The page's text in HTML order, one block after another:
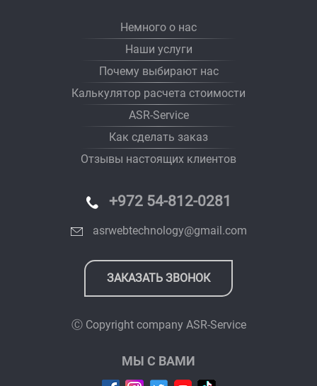
Немного о нас
Наши услуги
Почему выбирают нас
Калькулятор расчета стоимости
ASR-Service
Как сделать заказ
Отзывы настоящих клиентов
+972 54-812-0281
asrwebtechnology@gmail.com
ЗАКАЗАТЬ ЗВОНОК
Ⓒ Copyright company ASR-Service
МЫ С ВАМИ